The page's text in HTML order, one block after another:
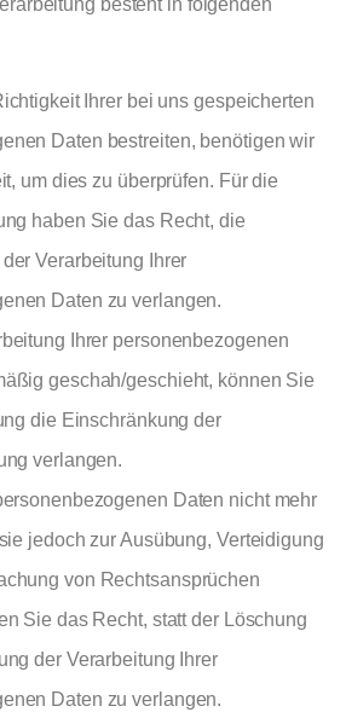
besteht in folgenden
Ihrer bei uns gespeicherten
Daten bestreiten, benötigen wir
um dies zu überprüfen. Für die
haben Sie das Recht, die
Verarbeitung Ihrer
Daten zu verlangen.
Ihrer personenbezogenen
geschah/geschieht, können Sie
die Einschränkung der
verlangen.
Daten nicht mehr
jedoch zur Ausübung, Verteidigung
von Rechtsansprüchen
Sie das Recht, statt der Löschung
der Verarbeitung Ihrer
Daten zu verlangen.